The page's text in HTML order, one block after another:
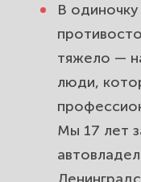
Санкт-
В
тяжело —
люди,
Мы 17 лет